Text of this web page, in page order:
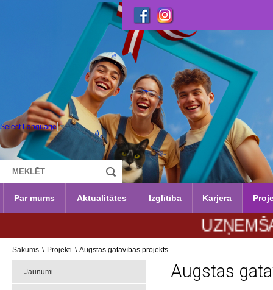
Select Language ▼
Par mums Aktualitātes Izglītība Karjera
UZŅEMŠANA
Sākums \ Projekti \ Augstas gatavības projekts
Jaunumi Augstas